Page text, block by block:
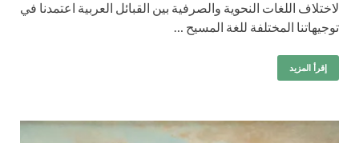
لاختلاف اللغات النحوية والصرفية بين القبائل العربية اعتمدنا في
توجيهاتنا المختلفة للغة المسيح …
إقرأ المزيد